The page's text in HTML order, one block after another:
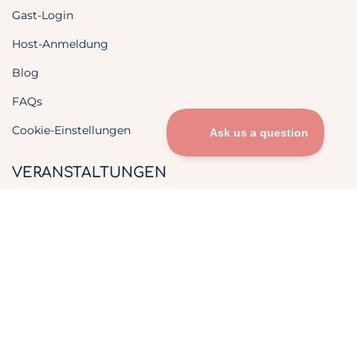
Gast-Login
Host-Anmeldung
Blog
FAQs
Cookie-Einstellungen
VERANSTALTUNGEN